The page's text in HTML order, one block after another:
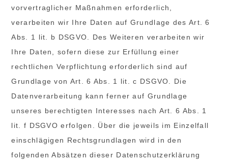
vorvertraglicher Maßnahmen erforderlich,
verarbeiten wir Ihre Daten auf Grundlage des Art. 6
Abs. 1 lit. b DSGVO. Des Weiteren verarbeiten wir
Ihre Daten, sofern diese zur Erfüllung einer
rechtlichen Verpflichtung erforderlich sind auf
Grundlage von Art. 6 Abs. 1 lit. c DSGVO. Die
Datenverarbeitung kann ferner auf Grundlage
unseres berechtigten Interesses nach Art. 6 Abs. 1
lit. f DSGVO erfolgen. Über die jeweils im Einzelfall
einschlägigen Rechtsgrundlagen wird in den
folgenden Absätzen dieser Datenschutzerklärung